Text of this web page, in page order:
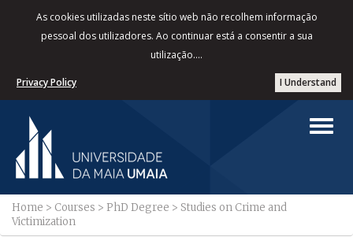
As cookies utilizadas neste sítio web não recolhem informação
pessoal dos utilizadores. Ao continuar está a consentir a sua
utilização....
I Understand
Privacy Policy
Home > Courses > PhD Degree > Studies on Crime and
Victimization